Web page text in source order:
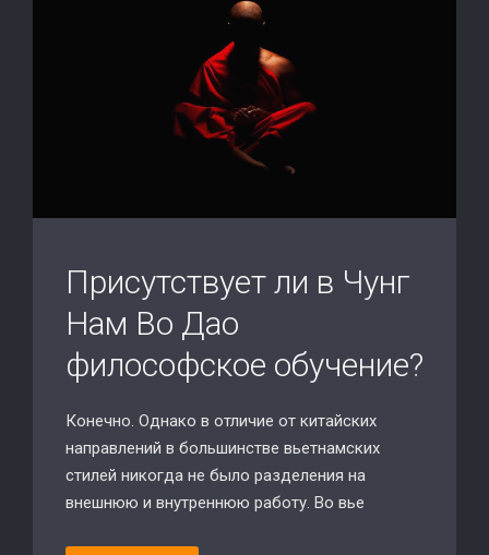
Присутствует ли в Чунг
Нам Во Дао
философское обучение?
Конечно. Однако в отличие от китайских
направлений в большинстве вьетнамских
стилей никогда не было разделения на
внешнюю и внутреннюю работу. Во вье